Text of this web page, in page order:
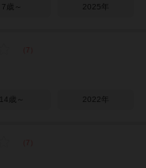
7歳～ 2025年
14歳～ 2022年